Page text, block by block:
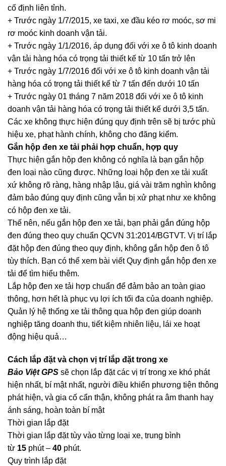
cố định liên tỉnh.
+ Trước ngày 1/7/2015, xe taxi, xe đầu kéo rơ moóc, sơ mi
rơ moóc kinh doanh vận tải.
+ Trước ngày 1/1/2016, áp dụng đối với xe ô tô kinh doanh
vận tải hàng hóa có trọng tải thiết kế từ 10 tấn trở lên
+ Trước ngày 1/7/2016 đối với xe ô tô kinh doanh vận tải
hàng hóa có trọng tải thiết kế từ 7 tấn đến dưới 10 tấn
+ Trước ngày 01 tháng 7 năm 2018 đối với xe ô tô kinh
doanh vận tải hàng hóa có trọng tải thiết kế dưới 3,5 tấn.
Các xe không thực hiện đúng quy định trên sẽ bị tước phù
hiệu xe, phạt hành chính, không cho đăng kiểm.
Gắn hộp đen xe tải phải hợp chuẩn, hợp quy
Thực hiện gắn hộp đen không có nghĩa là bạn gắn hộp
đen loại nào cũng được. Những loại hộp đen xe tải xuất
xứ không rõ ràng, hàng nhập lậu, giá vài trăm nghìn không
đảm bảo đúng quy định cũng vẫn bị xử phạt như xe không
có hộp đen xe tải.
Thế nên, nếu gắn hộp đen xe tải, bạn phải gắn đúng hộp
đen đúng theo quy chuẩn QCVN 31:2014/BGTVT. Vị trí lắp
đặt hộp đen đúng theo quy định, không gắn hộp đen ô tô
tùy thích. Bạn có thể xem bài viết Quy định gắn hộp đen xe
tải để tìm hiểu thêm.
Lắp hộp đen xe tải hợp chuẩn để đảm bảo an toàn giao
thông, hơn hết là phục vụ lợi ích tối đa của doanh nghiệp.
Quản lý hệ thống xe tải thông qua hộp đen giúp doanh
nghiệp tăng doanh thu, tiết kiệm nhiên liệu, lái xe hoạt
động hiệu quả…
Cách lắp đặt và chọn vị trí lắp đặt trong xe
Bảo Việt GPS sẽ chọn lắp đặt các vị trí trong xe khó phát
hiện nhất, bí mật nhất, người điều khiển phương tiện thông
phát hiện, và gia cố cẩn thận, không phát ra âm thanh hay
ánh sáng, hoàn toàn bí mật
Thời gian lắp đặt
Thời gian lắp đặt tùy vào từng loại xe, trung bình
từ 15 phút – 40 phút.
Quy trình lắp đặt